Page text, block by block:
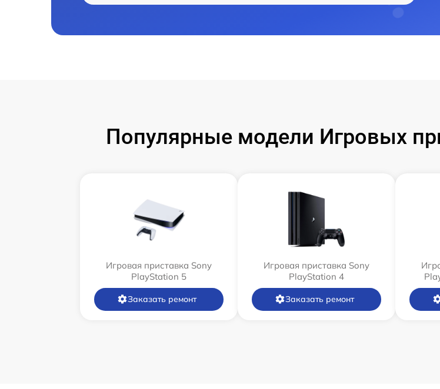
Популярные модели Игровых
Игровая приставка Sony
PlayStation 5
Заказать ремонт
Игровая приставка Sony
PlayStation 4
Заказать ремонт